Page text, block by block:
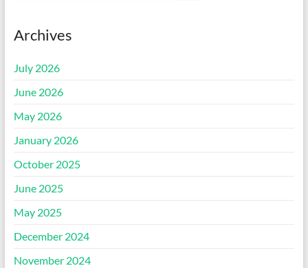
Archives
July 2026
June 2026
May 2026
January 2026
October 2025
June 2025
May 2025
December 2024
November 2024